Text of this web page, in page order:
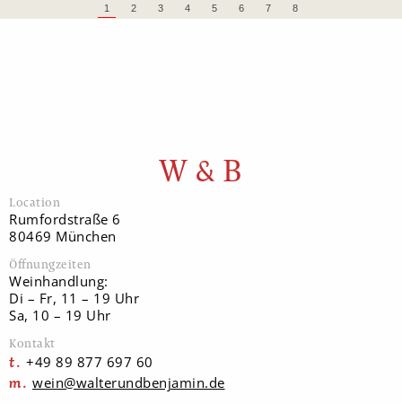
1 2 3 4 5 6 7 8
W & B
Location
Rumfordstraße 6
80469 München
Öffnungzeiten
Weinhandlung:
Di – Fr, 11 – 19 Uhr
Sa, 10 – 19 Uhr
Kontakt
+49 89 877 697 60
wein@walterundbenjamin.de